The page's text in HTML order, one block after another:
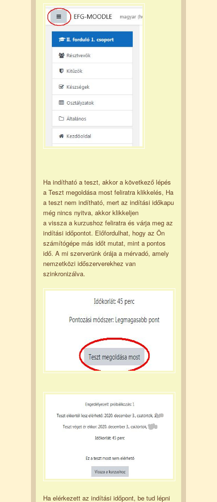
Ha indítható a teszt, akkor a következő lépés
a Teszt megoldása most feliratra klikkelés, Ha
a teszt nem indítható, mert az indítási időkapu
még nincs nyitva, akkor klikkeljen
a vissza a kurzushoz feliratra és várja meg az
indítási időpontot. Előfordulhat, hogy az Ön
számítógépe más időt mutat, mint a pontos
idő. A mi szerverünk órája a mérvadó, amely
nemzetközi időszerverekhez van
szinkronizálva.
Ha elérkezett az indítási időpont, be tud lépni